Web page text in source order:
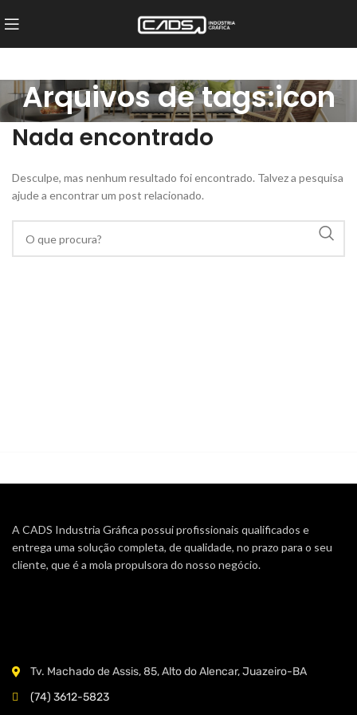
Arquivos de tags:icon
Nada encontrado
Desculpe, mas nenhum resultado foi encontrado. Talvez a pesquisa
ajude a encontrar um post relacionado.
A CADS Industria Gráfica possui profissionais qualificados e
entrega uma solução completa, de qualidade, no prazo para o seu
cliente, que é a mola propulsora do nosso negócio.
Tv. Machado de Assis, 85, Alto do Alencar, Juazeiro-BA
(74) 3612-5823